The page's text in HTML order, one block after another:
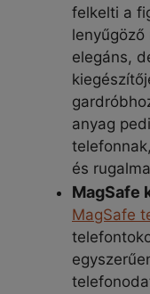
felkelti a
elegáns,
anyag
és
MagSafe
MagSafe